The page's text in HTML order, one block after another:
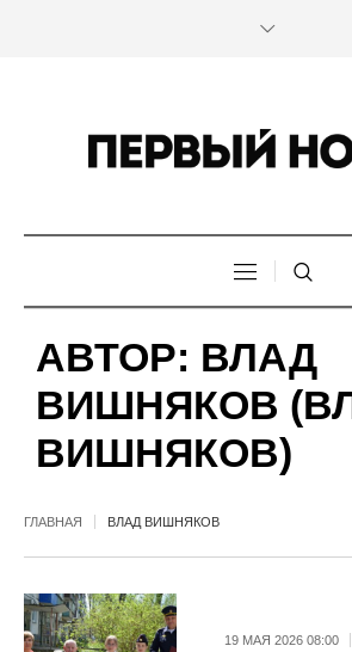
АВТОР: ВЛАД
ВИШНЯКОВ
ВИШНЯКОВ)
ГЛАВНАЯ ВЛАД ВИШНЯКОВ
19 МАЯ 2026 08:00